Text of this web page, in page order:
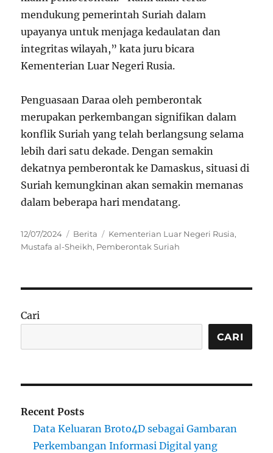
mendukung pemerintah Suriah dalam
upayanya untuk menjaga kedaulatan dan
integritas wilayah,” kata juru bicara
Kementerian Luar Negeri Rusia.
Penguasaan Daraa oleh pemberontak
merupakan perkembangan signifikan dalam
konflik Suriah yang telah berlangsung selama
lebih dari satu dekade. Dengan semakin
dekatnya pemberontak ke Damaskus, situasi di
Suriah kemungkinan akan semakin memanas
dalam beberapa hari mendatang.
Posted
on
12/07/2024 Categories
Berita Tags
Kementerian Luar Negeri Rusia,
Mustafa al-Sheikh, Pemberontak Suriah
Cari
CARI
Recent Posts
Data Keluaran Broto4D sebagai Gambaran
Perkembangan Informasi Digital yang